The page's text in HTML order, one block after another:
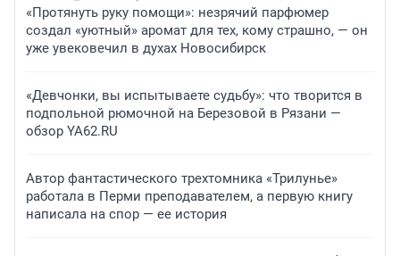
«Протянуть руку помощи»: незрячий парфюмер
создал «уютный» аромат для тех, кому страшно, — он
уже увековечил в духах Новосибирск
«Девчонки, вы испытываете судьбу»: что творится в
подпольной рюмочной на Березовой в Рязани —
обзор YA62.RU
Автор фантастического трехтомника «Трилунье»
работала в Перми преподавателем, а первую книгу
написала на спор — ее история